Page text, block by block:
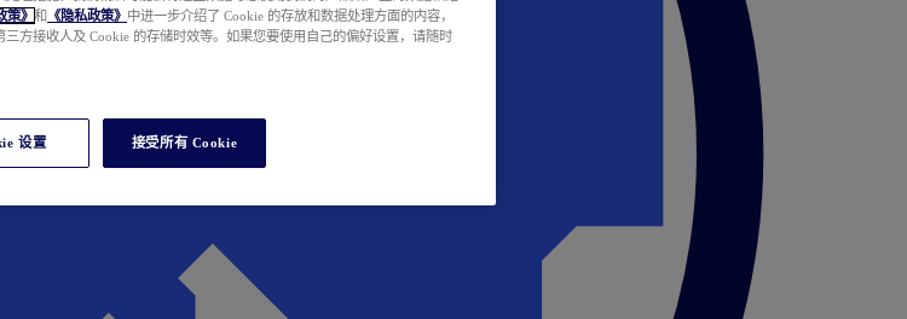
策》 和 《隐私政策》 中进一步介绍了 Cookie 的存放和数据处理方面的内容，
方接收人及 Cookie 的存储时效等。如果您要使用自己的偏好设置，请随时
设置 接受所有 Cookie